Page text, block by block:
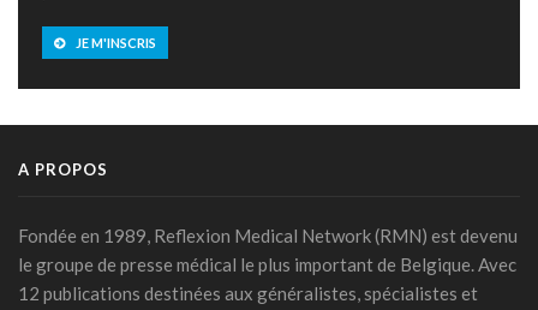
06 mars 2026 - 15:00
transatlantiques
IA clinique : la Commission européenne balise une
intégration durable dans les hôpitaux
23 janvier 2026 - 06:54
JE M'INSCRIS
A PROPOS
Fondée en 1989, Reflexion Medical Network (RMN) est devenu
le groupe de presse médical le plus important de Belgique. Avec
12 publications destinées aux généralistes, spécialistes et